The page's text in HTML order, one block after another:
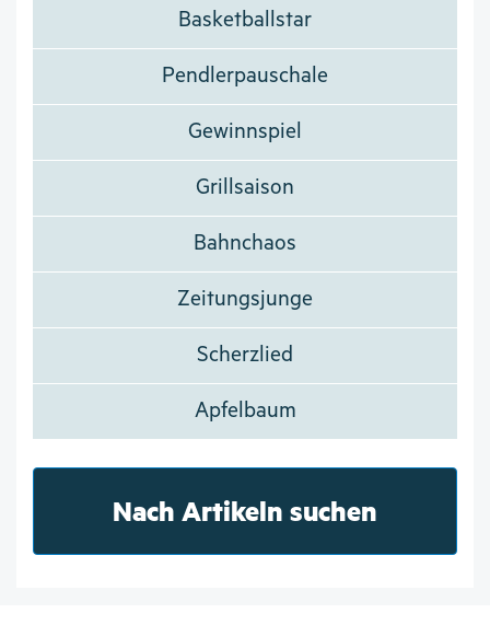
Basketballstar
Pendlerpauschale
Gewinnspiel
Grillsaison
Bahnchaos
Zeitungsjunge
Scherzlied
Apfelbaum
Nach Artikeln suchen